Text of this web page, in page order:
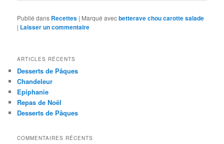
Publié dans Recettes | Marqué avecbetterave chou carotte salade
| Laisser un commentaire
ARTICLES RÉCENTS
Desserts de Pâques
Chandeleur
Epiphanie
Repas de Noël
Desserts de Pâques
COMMENTAIRES RÉCENTS